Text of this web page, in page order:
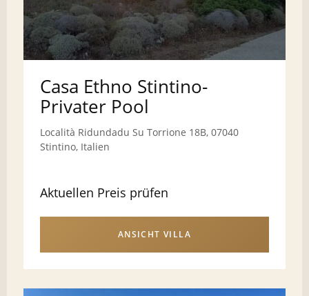
Casa Ethno Stintino-
Privater Pool
Località Ridundadu Su Torrione 18B, 07040
Stintino, Italien
Aktuellen Preis prüfen
ANSICHT VILLA